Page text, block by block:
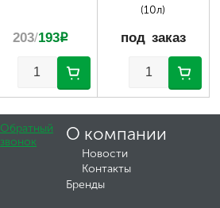
203/193p
(10л)
под заказ
Обратный
звонок
О компании
Новости
Контакты
Бренды